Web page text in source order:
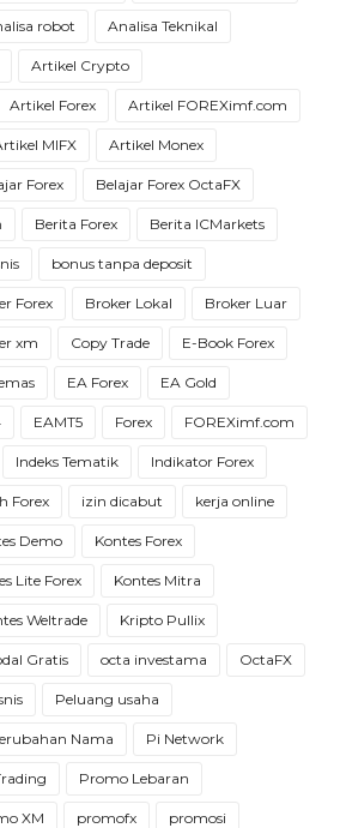
robot Analisa Teknikal
Artikel Crypto
Artikel Forex Artikel FOREXimf.com
MIFX Artikel Monex
Forex Belajar Forex OctaFX
Berita Forex Berita ICMarkets
bonus tanpa deposit
Forex Broker Lokal Broker Luar
xm Copy Trade E-Book Forex
EA Forex EA Gold
EAMT5 Forex FOREXimf.com
Indeks Tematik Indikator Forex
Forex izin dicabut kerja online
Demo Kontes Forex
Lite Forex Kontes Mitra
Weltrade Kripto Pullix
Gratis octa investama OctaFX
Peluang usaha
Nama Pi Network
Promo Lebaran
XM promofx promosi